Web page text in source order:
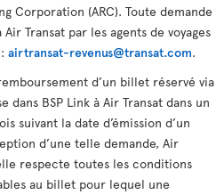
Corporation (ARC). Toute demande
Transat par les agents de voyages
airtransat-revenus@transat.com.
d’un billet réservé via
dans BSP Link à Air Transat dans un
suivant la date d’émission d’un
d’une telle demande, Air
respecte toutes les conditions
au billet pour lequel une